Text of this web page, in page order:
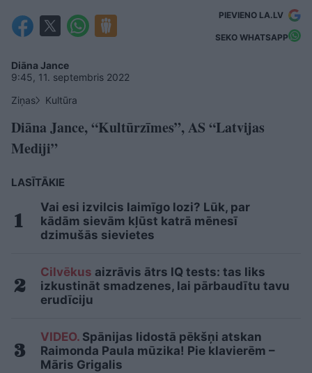
PIEVIENO LA.LV
SEKO WHATSAPP
Diāna Jance
9:45, 11. septembris 2022
Ziņas
Kultūra
Diāna Jance, “Kultūrzīmes”, AS “Latvijas
Mediji”
LASĪTĀKIE
Vai esi izvilcis laimīgo lozi? Lūk, par
kādām sievām kļūst katrā mēnesī
dzimušās sievietes
Cilvēkus aizrāvis ātrs IQ tests: tas liks
izkustināt smadzenes, lai pārbaudītu tavu
erudīciju
VIDEO. Spānijas lidostā pēkšņi atskan
Raimonda Paula mūzika! Pie klavierēm –
Māris Grigalis